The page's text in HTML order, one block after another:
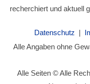
recherchiert und aktuell
Datenschutz |
Alle Angaben ohne
Alle Seiten © Alle